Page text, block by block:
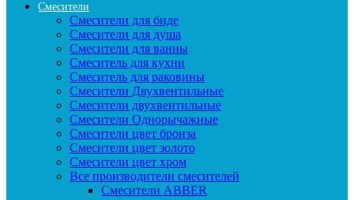
Смесители
Смесители для биде
Смесители для душа
Смесители для ванны
Смеситель для кухни
Смеситель для раковины
Смесители Двухвентильные
Смесители двухвентильные
Смесители Однорычажные
Смесители цвет бронза
Смесители цвет золото
Смесители цвет хром
Все производители смесителей
Cмесители ABBER